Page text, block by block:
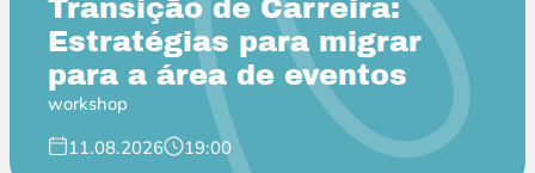
Transição de Carreira:
Estratégias para migrar
para a área de eventos
workshop
11.08.2026
19:00